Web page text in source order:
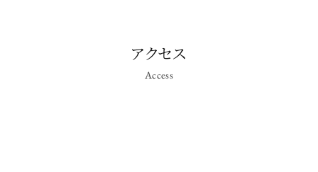
アクセス
Access